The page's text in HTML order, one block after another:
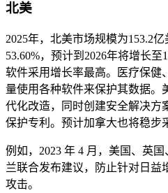
北美
2025年，北美市场规模为153.2
53.60%，预计到2026年将增长
软件采用增长率最高。医疗保健
量使用各种软件来保护其数据。
代化改造，同时创建安全解决方
保护专利。预计加拿大也将稳步
例如，2023 年 4 月，美国、英
兰联合发布建议，防止针对日益
攻击。